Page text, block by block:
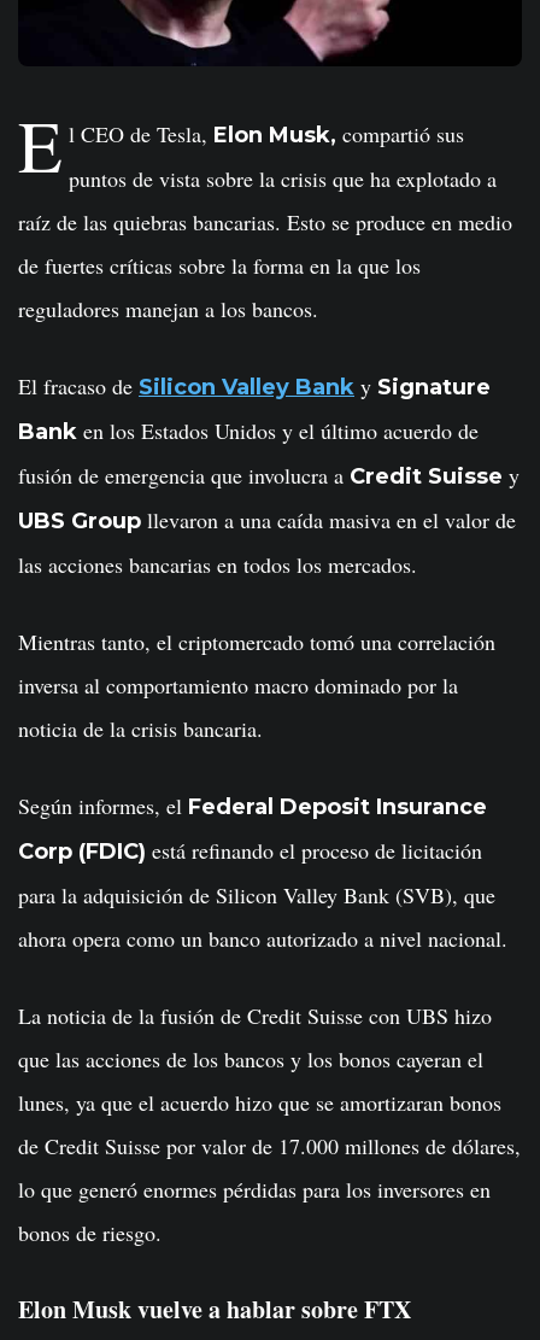
E l CEO de Tesla, Elon Musk, compartió sus
puntos de vista sobre la crisis que ha explotado a
raíz de las quiebras bancarias. Esto se produce en medio
de fuertes críticas sobre la forma en la que los
reguladores manejan a los bancos.
El fracaso de Silicon Valley Bank y Signature
Bank en los Estados Unidos y el último acuerdo de
fusión de emergencia que involucra a Credit Suisse y
UBS Group llevaron a una caída masiva en el valor de
las acciones bancarias en todos los mercados.
Mientras tanto, el criptomercado tomó una correlación
inversa al comportamiento macro dominado por la
noticia de la crisis bancaria.
Según informes, el Federal Deposit Insurance
Corp (FDIC) está refinando el proceso de licitación
para la adquisición de Silicon Valley Bank (SVB), que
ahora opera como un banco autorizado a nivel nacional.
La noticia de la fusión de Credit Suisse con UBS hizo
que las acciones de los bancos y los bonos cayeran el
lunes, ya que el acuerdo hizo que se amortizaran bonos
de Credit Suisse por valor de 17.000 millones de dólares,
lo que generó enormes pérdidas para los inversores en
bonos de riesgo.
Elon Musk vuelve a hablar sobre FTX